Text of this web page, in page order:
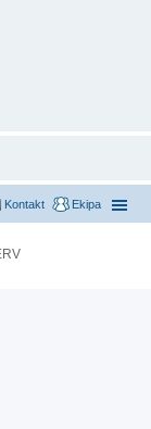
Ekipa
Kontakt